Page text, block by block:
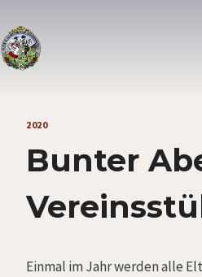
Inhalt
springen
2020
Bunter
Einmal im Jahr werden alle